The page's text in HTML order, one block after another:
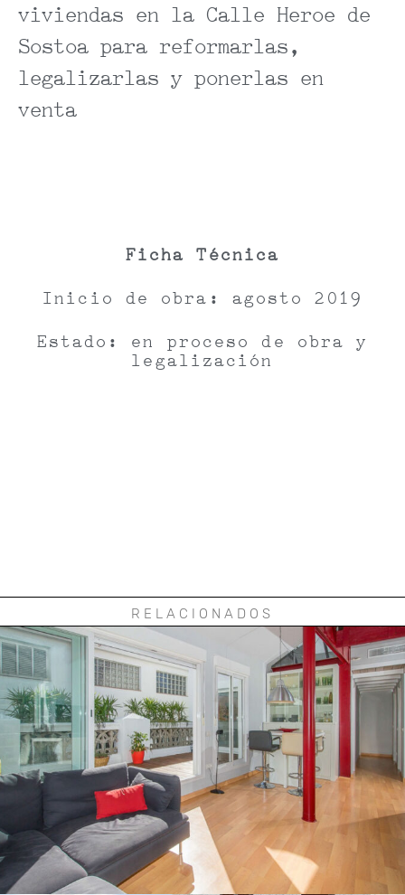
viviendas en la Calle Heroe de
Sostoa para reformarlas,
legalizarlas y ponerlas en
venta
Ficha Técnica
Inicio de obra: agosto 2019
Estado: en proceso de obra y
legalización
RELACIONADOS